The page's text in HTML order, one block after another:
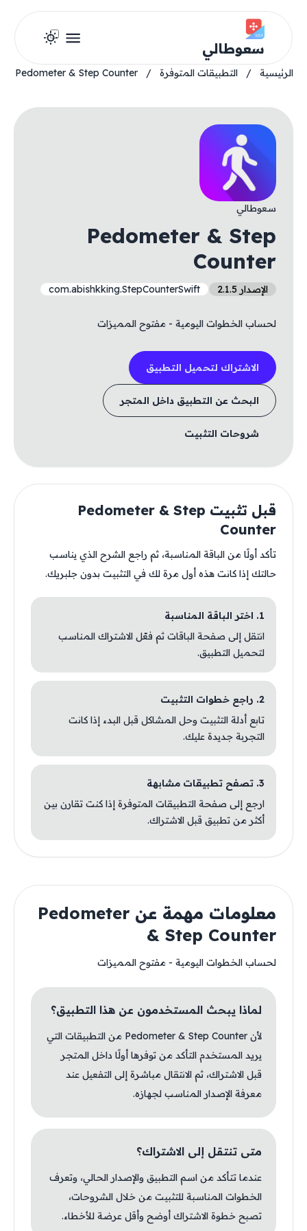
سعوطالي
الرئيسية / التطبيقات المتوفرة /
Pedometer & Step Counter
سعوطالي
Pedometer & Step
Counter
الإصدار 2.1.5 com.abishkking.StepCounterSwift
لحساب الخطوات اليومية - مفتوح المميزات
الاشتراك لتحميل التطبيق
البحث عن التطبيق داخل المتجر
شروحات التثبيت
قبل تثبيت Pedometer & Step
Counter
تأكد أولًا من الباقة المناسبة، ثم راجع الشرح الذي يناسب
حالتك إذا كانت هذه أول مرة لك في التثبيت بدون جلبريك.
1. اختر الباقة المناسبة
انتقل إلى صفحة الباقات ثم فعّل الاشتراك المناسب
لتحميل التطبيق.
2. راجع خطوات التثبيت
تابع أدلة التثبيت وحل المشاكل قبل البدء إذا كانت
التجربة جديدة عليك.
3. تصفح تطبيقات مشابهة
ارجع إلى صفحة التطبيقات المتوفرة إذا كنت تقارن بين
أكثر من تطبيق قبل الاشتراك.
معلومات مهمة عن Pedometer
& Step Counter
لحساب الخطوات اليومية - مفتوح المميزات
لماذا يبحث المستخدمون عن هذا التطبيق؟
لأن Pedometer & Step Counter من التطبيقات التي
يريد المستخدم التأكد من توفرها أولًا داخل المتجر
قبل الاشتراك، ثم الانتقال مباشرة إلى التفعيل عند
معرفة الإصدار المناسب لجهازه.
متى تنتقل إلى الاشتراك؟
عندما تتأكد من اسم التطبيق والإصدار الحالي، وتعرف
الخطوات المناسبة للتثبيت من خلال الشروحات،
تصبح خطوة الاشتراك أوضح وأقل عرضة للأخطاء.